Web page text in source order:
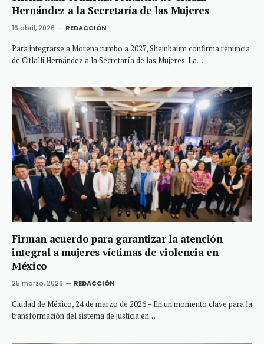
Hernández a la Secretaría de las Mujeres
16 abril, 2026 REDACCIÓN
Para integrarse a Morena rumbo a 2027, Sheinbaum confirma renuncia
de Citlalli Hernández a la Secretaría de las Mujeres. La…
Firman acuerdo para garantizar la atención
integral a mujeres víctimas de violencia en
México
25 marzo, 2026 REDACCIÓN
Ciudad de México, 24 de marzo de 2026.– En un momento clave para la
transformación del sistema de justicia en…